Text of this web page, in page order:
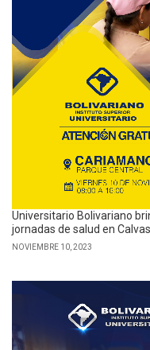
Universitario Bolivariano
jornadas de salud en Calvas
NOVIEMBRE 10, 2023